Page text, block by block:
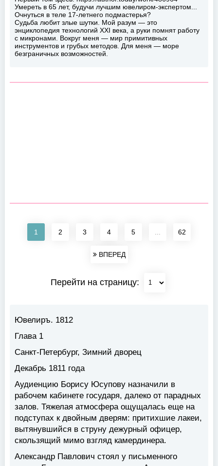
Умереть в 65 лет, будучи лучшим ювелиром-экспертом...
Очнуться в теле 17-летнего подмастерья?
Судьба любит злые шутки. Мой разум — это
энциклопедия технологий XXI века, а руки помнят работу
с микронами. Вокруг меня — мир примитивных
инструментов и грубых методов. Для меня — море
безграничных возможностей.
1 2 3 4 5 62
ВПЕРЕД
Перейти на страницу:
Ювелиръ. 1812
Глава 1
Санкт-Петербург, Зимний дворец
Декабрь 1811 года
Аудиенцию Борису Юсупову назначили в
рабочем кабинете государя, далеко от парадных
залов. Тяжелая атмосфера ощущалась еще на
подступах к двойным дверям: притихшие лакеи,
вытянувшийся в струну дежурный офицер,
скользящий мимо взгляд камердинера.
Александр Павлович стоял у письменного